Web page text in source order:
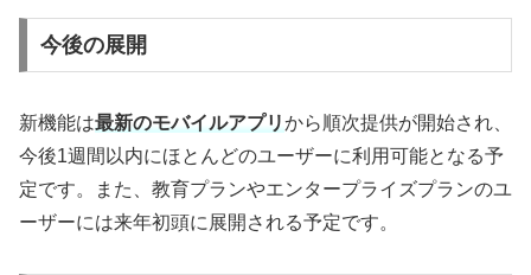
今後の展開
新機能は最新のモバイルアプリから順次提供が開始され、
今後1週間以内にほとんどのユーザーに利用可能となる予
定です。また、教育プランやエンタープライズプランのユ
ーザーには来年初頭に展開される予定です。